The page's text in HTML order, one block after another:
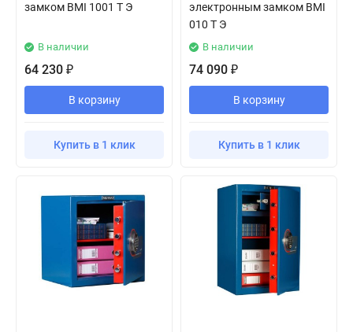
замком BMI 1001 T Э
В наличии
64 230 ₽
В корзину
Купить в 1 клик
электронным замком BMI
010 T Э
В наличии
74 090 ₽
В корзину
Купить в 1 клик